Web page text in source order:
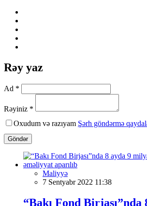
Rəy yaz
Ad *
Rəyiniz *
Oxudum və razıyam Şərh göndərmə
Göndər
Maliyyə
7 Sentyabr 2022 11:38
“Bakı Fond Birjası”nda